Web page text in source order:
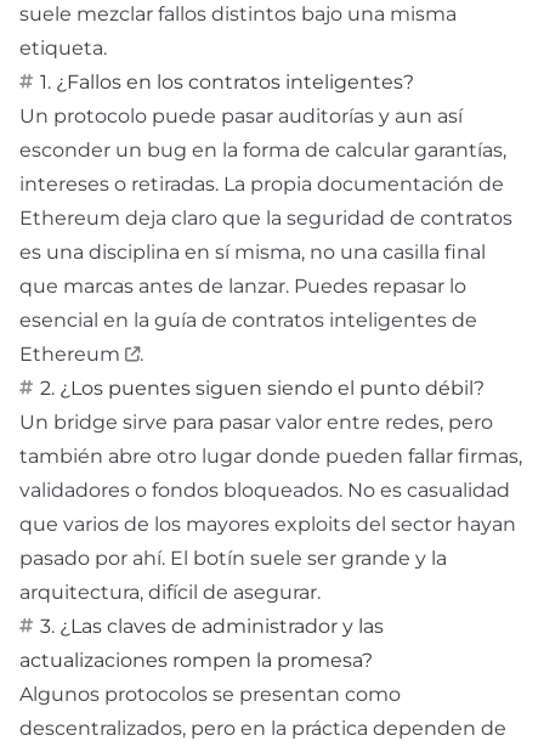
suele mezclar fallos distintos bajo una misma
etiqueta.
1. ¿Fallos en los contratos inteligentes?
Un protocolo puede pasar auditorías y aun así
esconder un bug en la forma de calcular garantías,
intereses o retiradas. La propia documentación de
Ethereum deja claro que la seguridad de contratos
es una disciplina en sí misma, no una casilla final
que marcas antes de lanzar. Puedes repasar lo
esencial en la guía de contratos inteligentes de
Ethereum
.
2. ¿Los puentes siguen siendo el punto débil?
Un bridge sirve para pasar valor entre redes, pero
también abre otro lugar donde pueden fallar firmas,
validadores o fondos bloqueados. No es casualidad
que varios de los mayores exploits del sector hayan
pasado por ahí. El botín suele ser grande y la
arquitectura, difícil de asegurar.
3. ¿Las claves de administrador y las
actualizaciones rompen la promesa?
Algunos protocolos se presentan como
descentralizados, pero en la práctica dependen de